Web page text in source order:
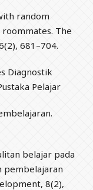
random
The
681–704.
Diagnostik
Pelajar
belajar pada
pembelajaran
8(2),